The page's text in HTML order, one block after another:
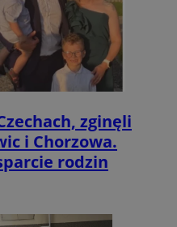
zginęli
i Chorzowa.
rodzin